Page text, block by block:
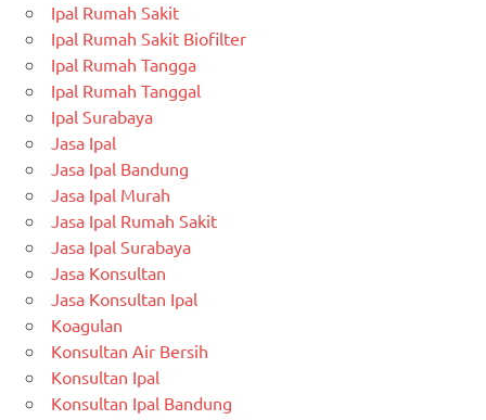
Ipal Rumah Sakit
Ipal Rumah Sakit Biofilter
Ipal Rumah Tangga
Ipal Rumah Tanggal
Ipal Surabaya
Jasa Ipal
Jasa Ipal Bandung
Jasa Ipal Murah
Jasa Ipal Rumah Sakit
Jasa Ipal Surabaya
Jasa Konsultan
Jasa Konsultan Ipal
Koagulan
Konsultan Air Bersih
Konsultan Ipal
Konsultan Ipal Bandung